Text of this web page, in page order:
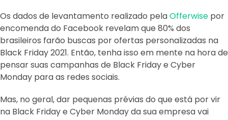
Os dados de levantamento realizado pelaOfferwise por
encomenda do Facebook revelam que 80% dos
brasileiros farão buscas por ofertas personalizadas na
Black Friday 2021. Então, tenha isso em mente na hora de
pensar suas campanhas de Black Friday e Cyber
Monday para as redes sociais.
Mas, no geral, dar pequenas prévias do que está por vir
na Black Friday e Cyber Monday da sua empresa vai